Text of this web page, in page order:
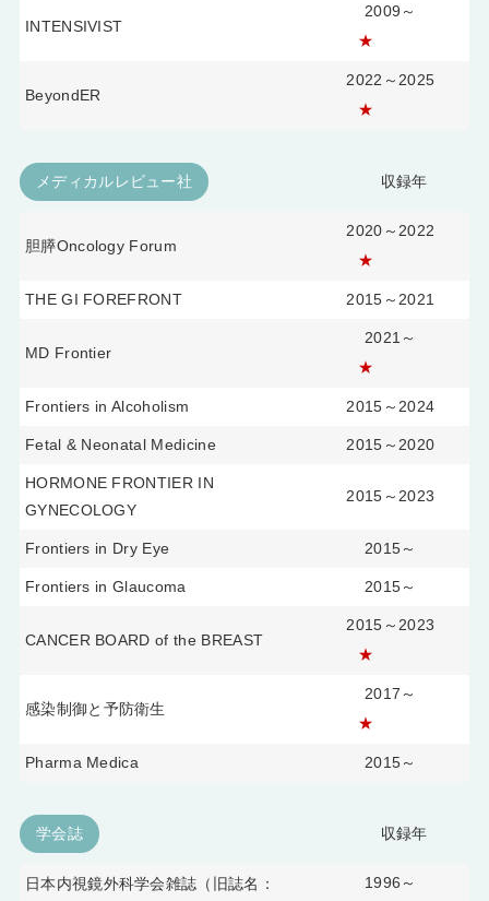
INTENSIVIST
2009～
★
BeyondER
2022～2025
★
メディカルレビュー社 収録年
胆膵Oncology Forum
2020～2022
★
THE GI FOREFRONT 2015～2021
MD Frontier
2021～
★
Frontiers in Alcoholism 2015～2024
Fetal & Neonatal Medicine 2015～2020
HORMONE FRONTIER IN
GYNECOLOGY
2015～2023
Frontiers in Dry Eye 2015～
Frontiers in Glaucoma 2015～
CANCER BOARD of the BREAST
2015～2023
★
感染制御と予防衛生
2017～
★
Pharma Medica 2015～
学会誌 収録年
日本内視鏡外科学会雑誌（旧誌名：
1996～